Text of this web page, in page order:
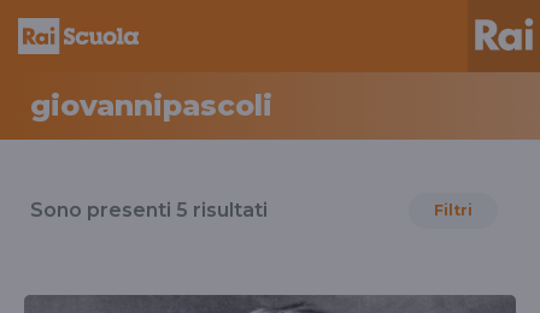
giovannipascoli
il
giovannipascoli
Sono presenti 5 risultati Filtri